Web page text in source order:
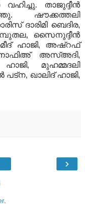
താജുദ്ദീന്‍
ഷൗക്കത്തലി
ദാരിമി ബെദിര,
സൈനുദ്ദീന്‍
ഹാജി, അഷ്‌റഫ്
അസ്അദി,
മുഹമ്മദലി
ഖാലിദ് ഹാജി,
›
.